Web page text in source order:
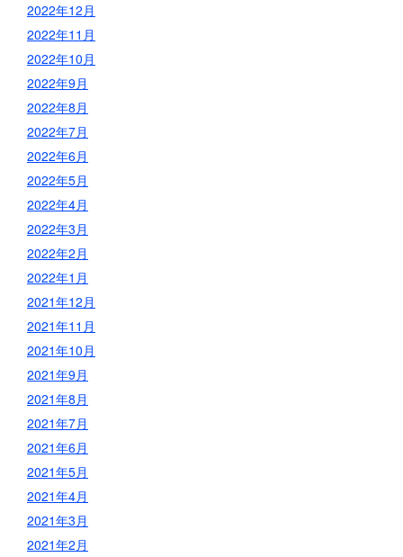
2022年12月
2022年11月
2022年10月
2022年9月
2022年8月
2022年7月
2022年6月
2022年5月
2022年4月
2022年3月
2022年2月
2022年1月
2021年12月
2021年11月
2021年10月
2021年9月
2021年8月
2021年7月
2021年6月
2021年5月
2021年4月
2021年3月
2021年2月